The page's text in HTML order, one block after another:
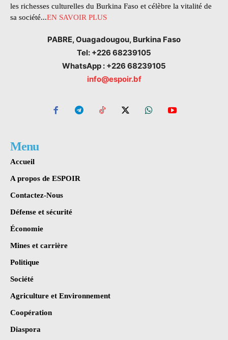
les richesses culturelles du Burkina Faso et célèbre la vitalité de
sa société...EN SAVOIR PLUS
PABRE, Ouagadougou, Burkina Faso
Tel: +226 68239105
WhatsApp : +226 68239105
info@espoir.bf
Menu
Accueil
A propos de ESPOIR
Contactez-Nous
Défense et sécurité
Économie
Mines et carrière
Politique
Société
Agriculture et Environnement
Coopération
Diaspora